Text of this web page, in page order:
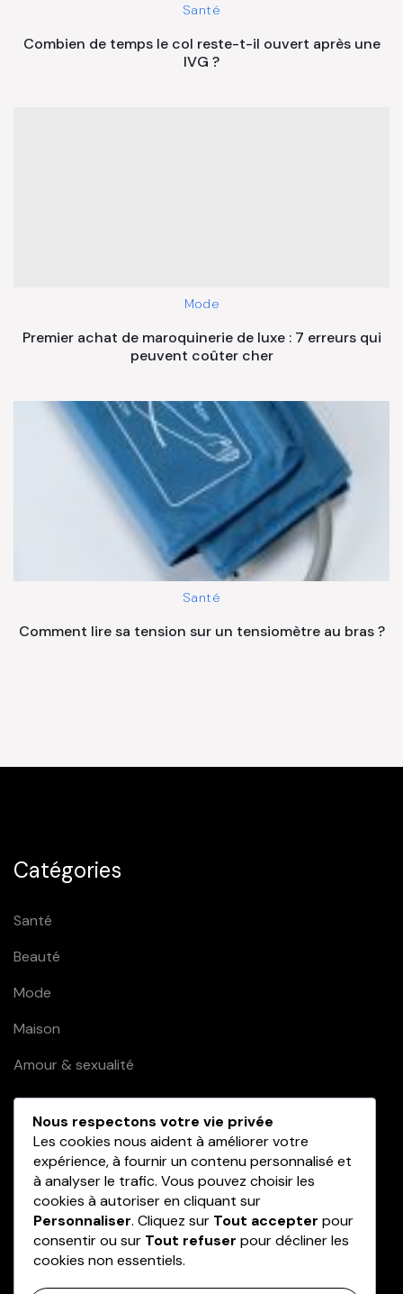
Santé
Combien de temps le col reste-t-il ouvert après une
IVG ?
Mode
Premier achat de maroquinerie de luxe : 7 erreurs qui
peuvent coûter cher
Santé
Comment lire sa tension sur un tensiomètre au bras ?
Catégories
Santé
Beauté
Mode
Maison
Amour & sexualité
Liens utiles
Contact
Mentions légales
Plan du site
Nous respectons votre vie privée
Les cookies nous aident à améliorer votre
expérience, à fournir un contenu personnalisé et
à analyser le trafic. Vous pouvez choisir les
cookies à autoriser en cliquant sur
Personnaliser. Cliquez sur Tout accepter pour
consentir ou sur Tout refuser pour décliner les
cookies non essentiels.